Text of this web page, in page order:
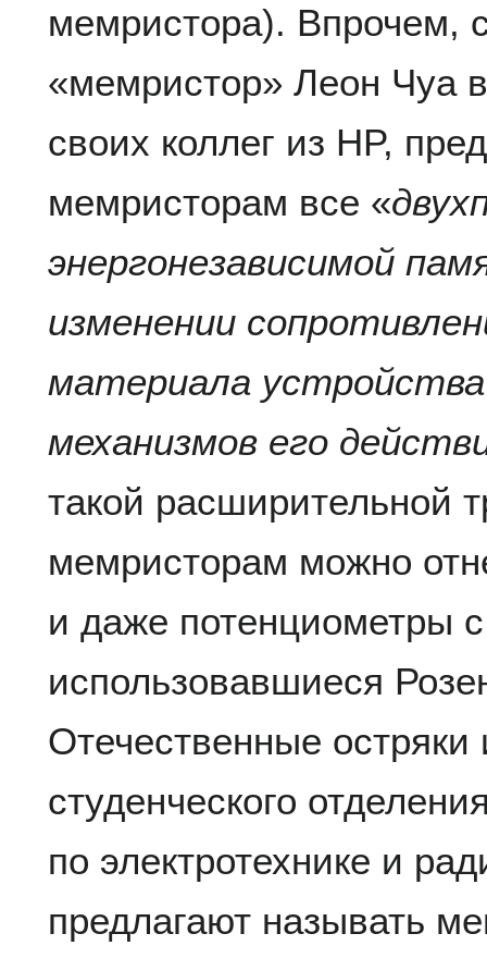
мемристора). Впрочем,
«мемристор» Леон Чуа
своих коллег из HP,
мемристорам все «
энергонезависимой
изменении
материала
механизмов его
такой расширительной
мемристорам можно
и даже потенциометры
использовавшиеся
Отечественные
студенческого
по электротехнике и
предлагают называть